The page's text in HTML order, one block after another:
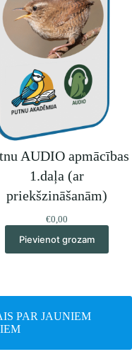
AUDIO apmācības
1.daļa (ar
priekšzināšanām)
€0,00
Pievienot grozam
PAR JAUNIEM